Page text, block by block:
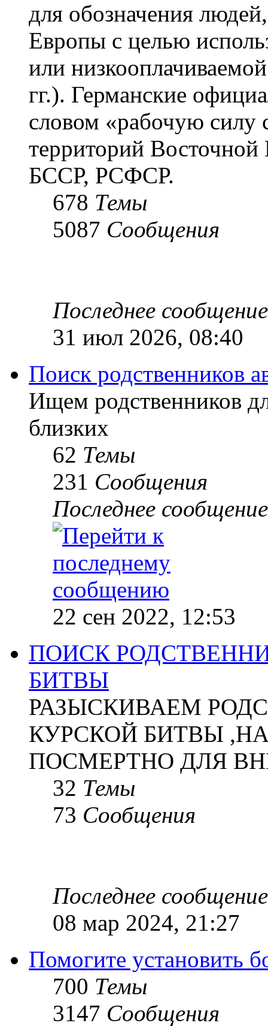
для обозначения
Европы с целью
или
гг.). Германские
словом «рабочую силу
территорий
БССР, РСФСР.
678 Темы
5087 Сообщения
Последнее сообщение
31 июл 2026, 08:40
Поиск родственников
Ищем родственников
близких
62 Темы
231 Сообщения
Последнее сообщение
22 сен 2022, 12:53
ПОИСК
БИТВЫ
РАЗЫСКИВАЕМ
КУРСКОЙ БИТВЫ
ПОСМЕРТНО ДЛЯ
32 Темы
73 Сообщения
Последнее сообщение
08 мар 2024, 21:27
Помогите установить
700 Темы
3147 Сообщения